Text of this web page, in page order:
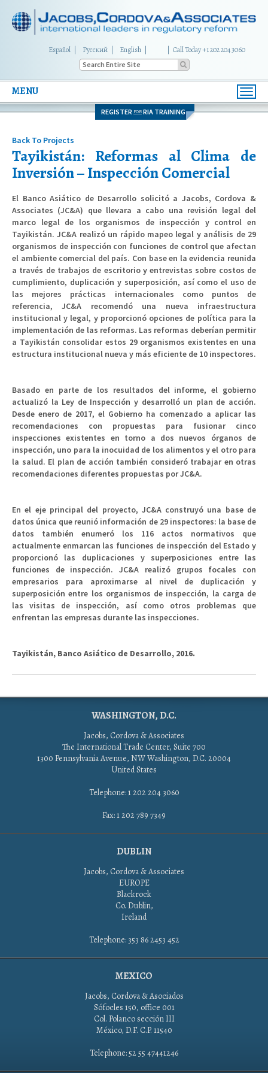
Español Русский English Call Today +1 202 204 3060
MENU
REGISTER FOR RIA TRAINING
Back To Projects
Tayikistán: Reformas al Clima de
Inversión – Inspección Comercial
El Banco Asiático de Desarrollo solicitó a Jacobs, Cordova &
Associates (JC&A) que llevara a cabo una revisión legal del
marco legal de los organismos de inspección y control en
Tayikistán. JC&A realizó un rápido mapeo legal y análisis de 29
organismos de inspección con funciones de control que afectan
el ambiente comercial del país. Con base en la evidencia reunida
a través de trabajos de escritorio y entrevistas sobre costos de
cumplimiento, duplicación y superposición, así como el uso de
las mejores prácticas internacionales como puntos de
referencia, JC&A recomendó una nueva infraestructura
institucional y legal, y proporcionó opciones de política para la
implementación de las reformas. Las reformas deberían permitir
a Tayikistán consolidar estos 29 organismos existentes en una
estructura institucional nueva y más eficiente de 10 inspectores.
Basado en parte de los resultados del informe, el gobierno
actualizó la Ley de Inspección y desarrolló un plan de acción.
Desde enero de 2017, el Gobierno ha comenzado a aplicar las
recomendaciones con propuestas para fusionar cinco
inspecciones existentes en torno a dos nuevos órganos de
inspección, uno para la inocuidad de los alimentos y el otro para
la salud. El plan de acción también consideró trabajar en otras
recomendaciones diferentes propuestas por JC&A.
En el eje principal del proyecto, JC&A construyó una base de
datos única que reunió información de 29 inspectores: la base de
datos también enumeró los 116 actos normativos que
actualmente enmarcan las funciones de inspección del Estado y
proporcionó las duplicaciones y superposiciones entre las
funciones de inspección. JC&A realizó grupos focales con
empresarios para aproximarse al nivel de duplicación y
superposición entre los organismos de inspección, la carga de
las visitas de inspección, así como otros problemas que
enfrentan las empresas durante las inspecciones.
Tayikistán, Banco Asiático de Desarrollo, 2016.
WASHINGTON, D.C.
Jacobs, Cordova & Associates
The International Trade Center, Suite 700
1300 Pennsylvania Avenue, NW Washington, D.C. 20004
United States
Telephone: 1 202 204 3060
Fax: 1 202 789 7349
DUBLIN
Jacobs, Cordova & Associates
EUROPE
Blackrock
Co. Dublin,
Ireland
Telephone: 353 86 2453 452
MEXICO
Jacobs, Cordova & Asociados
Sófocles 150, office 001
Col. Polanco sección III
México, D.F. C.P. 11540
Telephone: 52 55 47441246